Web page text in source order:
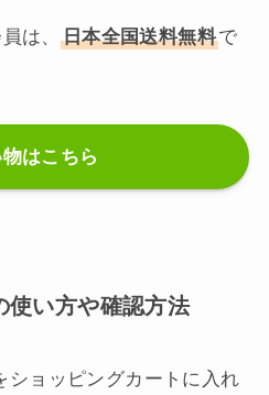
は、 日本全国送料無料で
はこちら
使い方や確認方法
ショッピングカートに入れ